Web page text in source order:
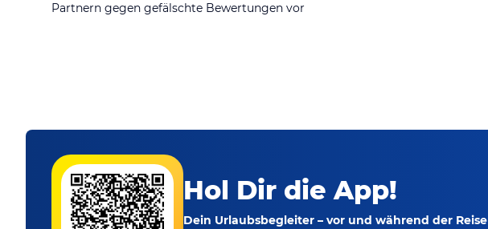
Partnern gegen gefälschte Bewertungen vor
Hol Dir die App!
Dein Urlaubsbegleiter – vor und während der Reise